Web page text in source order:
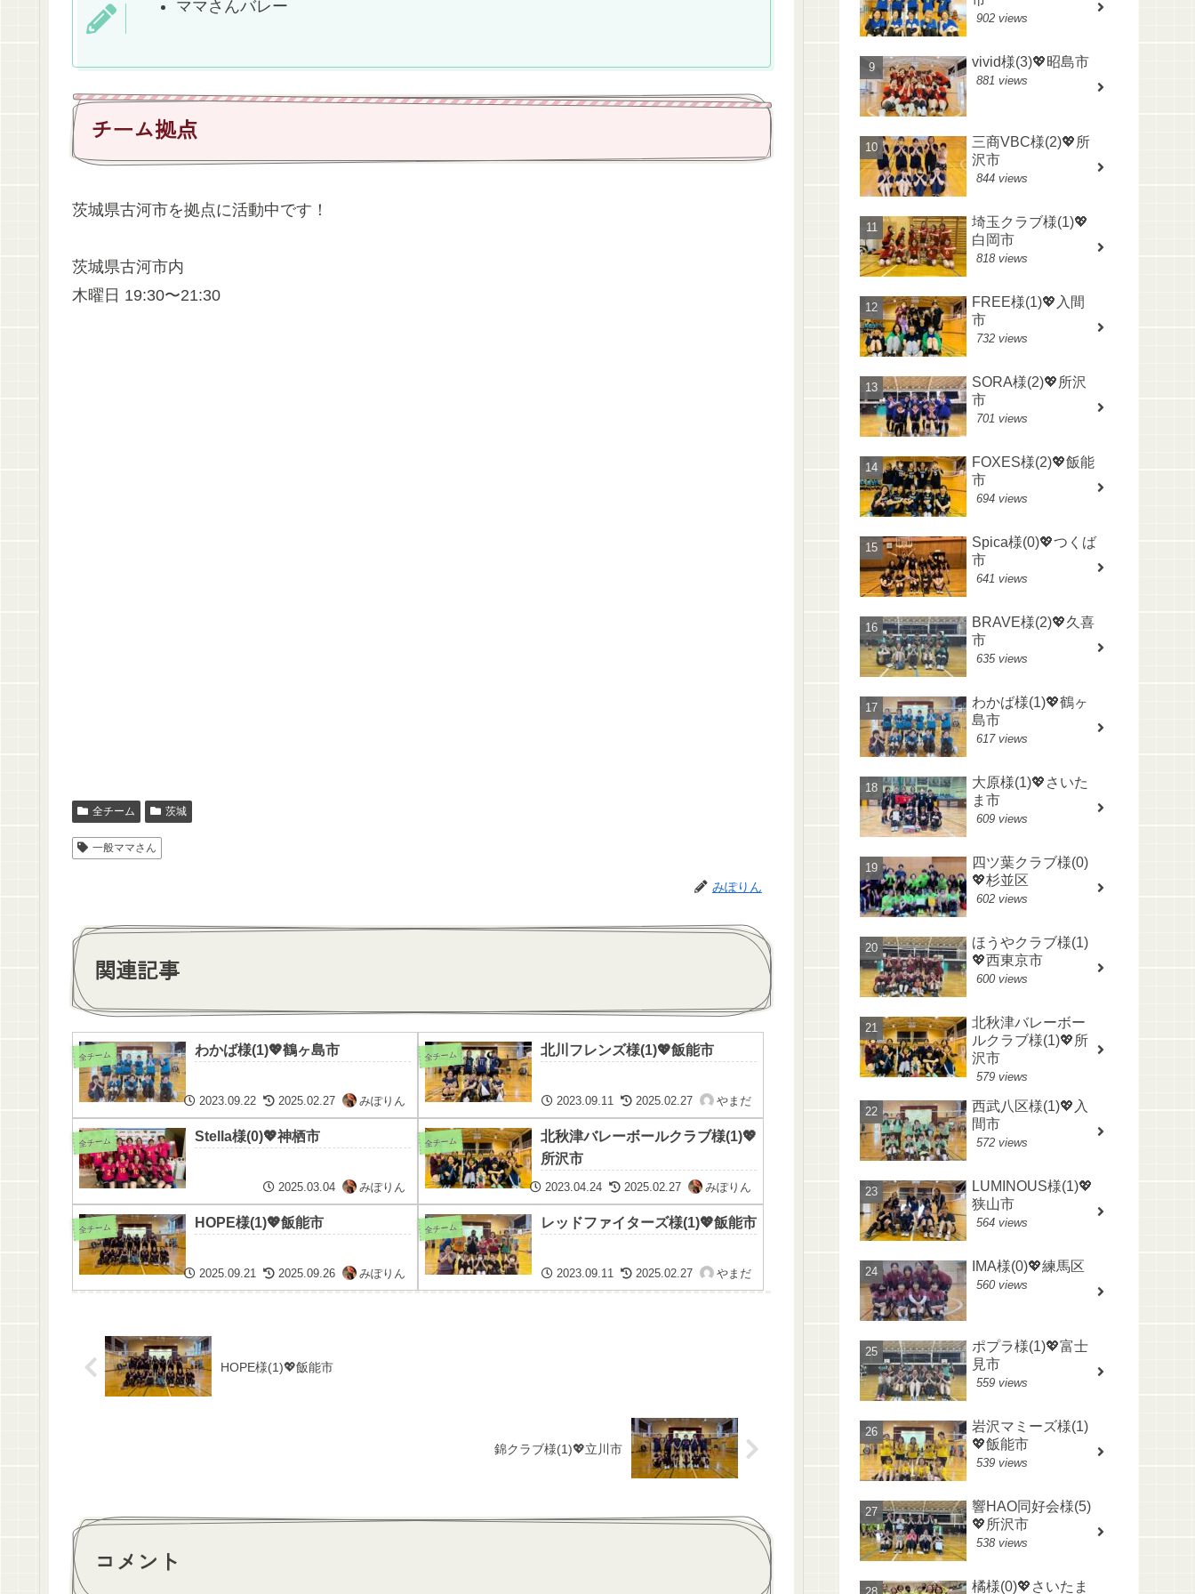
ママさんバレー
チーム拠点
茨城県古河市を拠点に活動中です！
茨城県古河市内
木曜日 19:30〜21:30
全チーム 茨城
一般ママさん
みぽりん
関連記事
全チーム わかば様(1)💖鶴ヶ島市
2023.09.22 2025.02.27 みぽりん
全チーム 北川フレンズ様(1)💖飯能市
2023.09.11 2025.02.27 やまだ
全チーム Stella様(0)💖神栖市
2025.03.04 みぽりん
全チーム
北秋津バレーボールクラブ様(1)💖
所沢市
2023.04.24 2025.02.27 みぽりん
全チーム HOPE様(1)💖飯能市
2025.09.21 2025.09.26 みぽりん
全チーム レッドファイターズ様(1)💖飯能市
2023.09.11 2025.02.27 やまだ
HOPE様(1)💖飯能市
錦クラブ様(1)💖立川市
コメント
902 views
vivid様(3)💖昭島市
881 views
三商VBC様(2)💖所
沢市
844 views
埼玉クラブ様(1)💖
白岡市
818 views
FREE様(1)💖入間
市
732 views
SORA様(2)💖所沢
市
701 views
FOXES様(2)💖飯能
市
694 views
Spica様(0)💖つくば
市
641 views
BRAVE様(2)💖久喜
市
635 views
わかば様(1)💖鶴ヶ
島市
617 views
大原様(1)💖さいた
ま市
609 views
四ツ葉クラブ様(0)
💖杉並区
602 views
ほうやクラブ様(1)
💖西東京市
600 views
北秋津バレーボー
ルクラブ様(1)💖所
沢市
579 views
西武八区様(1)💖入
間市
572 views
LUMINOUS様(1)💖
狭山市
564 views
IMA様(0)💖練馬区
560 views
ポプラ様(1)💖富士
見市
559 views
岩沢マミーズ様(1)
💖飯能市
539 views
響HAO同好会様(5)
💖所沢市
538 views
橘様(0)💖さいたま